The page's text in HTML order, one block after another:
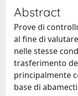
Abstract
Prove di
al fine di
nelle stesse
trasferimento
principalmente
base di